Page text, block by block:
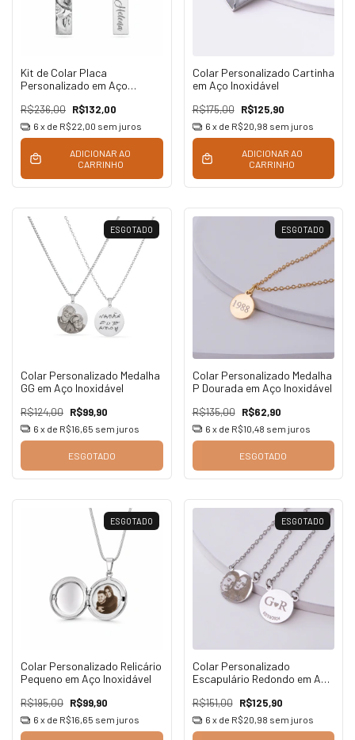
Kit de Colar Placa
Personalizado em Aço
R$236,00 R$132,00
6 x de R$22,00 sem juros
ADICIONAR AO
CARRINHO
Colar Personalizado Cartinha
em Aço Inoxidável
R$175,00 R$125,90
6 x de R$20,98 sem juros
ADICIONAR AO
CARRINHO
ESGOTADO
Colar Personalizado Medalha
GG em Aço Inoxidável
R$124,00 R$99,90
6 x de R$16,65 sem juros
ESGOTADO
ESGOTADO
Colar Personalizado Medalha
P Dourada em Aço Inoxidável
R$135,00 R$62,90
6 x de R$10,48 sem juros
ESGOTADO
ESGOTADO
Colar Personalizado Relicário
Pequeno em Aço Inoxidável
R$195,00 R$99,90
6 x de R$16,65 sem juros
ESGOTADO
Colar Personalizado
Escapulário Redondo em Aço
R$151,00 R$125,90
6 x de R$20,98 sem juros